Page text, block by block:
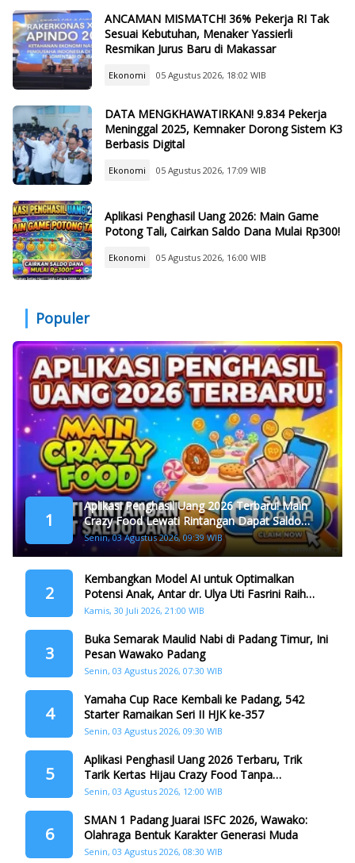
ANCAMAN MISMATCH! 36% Pekerja RI Tak
Sesuai Kebutuhan, Menaker Yassierli
Resmikan Jurus Baru di Makassar
Ekonomi 05 Agustus 2026, 18:02 WIB
DATA MENGKHAWATIRKAN! 9.834 Pekerja
Meninggal 2025, Kemnaker Dorong Sistem K3
Berbasis Digital
Ekonomi 05 Agustus 2026, 17:09 WIB
Aplikasi Penghasil Uang 2026: Main Game
Potong Tali, Cairkan Saldo Dana Mulai Rp300!
Ekonomi 05 Agustus 2026, 16:00 WIB
Populer
1
Aplikasi Penghasil Uang 2026 Terbaru! Main
Crazy Food Lewati Rintangan Dapat Saldo
Dana
Senin, 03 Agustus 2026, 09:39 WIB
2
Kembangkan Model AI untuk Optimalkan
Potensi Anak, Antar dr. Ulya Uti Fasrini Raih
Gelar Doktor
Kamis, 30 Juli 2026, 21:00 WIB
3
Buka Semarak Maulid Nabi di Padang Timur, Ini
Pesan Wawako Padang
Senin, 03 Agustus 2026, 07:30 WIB
4
Yamaha Cup Race Kembali ke Padang, 542
Starter Ramaikan Seri II HJK ke-357
Senin, 03 Agustus 2026, 09:30 WIB
5
Aplikasi Penghasil Uang 2026 Terbaru, Trik
Tarik Kertas Hijau Crazy Food Tanpa
Penggandaan
Senin, 03 Agustus 2026, 12:00 WIB
6
SMAN 1 Padang Juarai ISFC 2026, Wawako:
Olahraga Bentuk Karakter Generasi Muda
Senin, 03 Agustus 2026, 08:30 WIB